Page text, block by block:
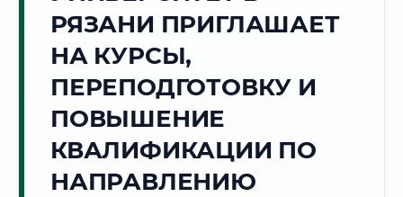
2026 г.
Погода в г. Рязань:☁️ +25°C ,Пасмурно
🌅 Восход:
📍 Региональная справка
РЯЗАНИ ПРИГЛАШАЕТ
НА КУРСЫ,
ПЕРЕПОДГОТОВКУ И
ПОВЫШЕНИЕ
КВАЛИФИКАЦИИ ПО
НАПРАВЛЕНИЮ